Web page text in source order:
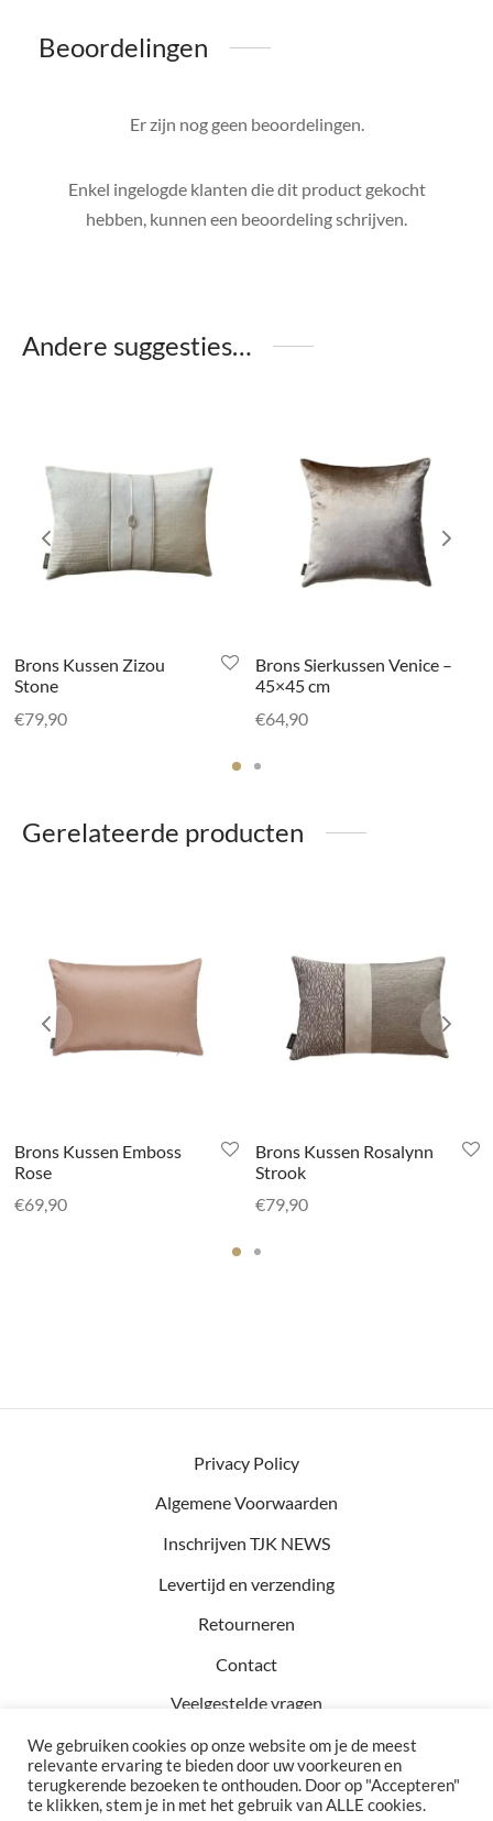
Beoordelingen
Er zijn nog geen beoordelingen.
Enkel ingelogde klanten die dit product gekocht
hebben, kunnen een beoordeling schrijven.
Andere suggesties…
Brons Kussen Zizou
Stone
€79,90
Brons Sierkussen Venice –
45×45 cm
€64,90
Gerelateerde producten
Brons Kussen Emboss
Rose
€69,90
Brons Kussen Rosalynn
Strook
€79,90
Privacy Policy
Algemene Voorwaarden
Inschrijven TJK NEWS
Levertijd en verzending
Retourneren
Contact
Veelgestelde vragen
Kvk: 81457782
BTW: NL002990154B76
We gebruiken cookies op onze website om je de meest
relevante ervaring te bieden door uw voorkeuren en
terugkerende bezoeken te onthouden. Door op "Accepteren"
te klikken, stem je in met het gebruik van ALLE cookies.